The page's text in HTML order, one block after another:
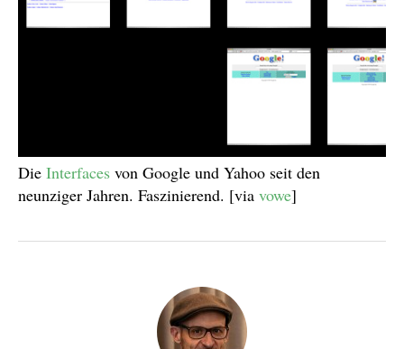
Die Interfaces von Google und Yahoo seit den
neunziger Jahren. Faszinierend. [via vowe]